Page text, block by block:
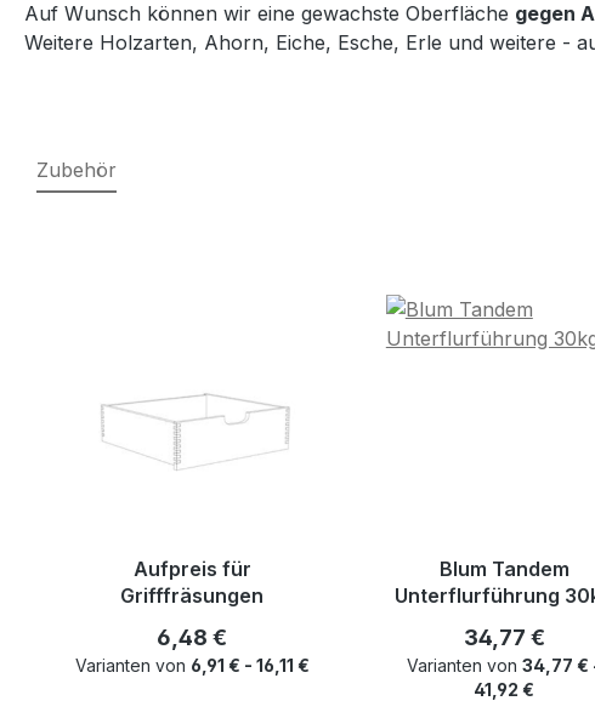
Auf Wunsch können wir eine gewachste Oberfläche gegen
Weitere Holzarten, Ahorn, Eiche, Esche, Erle und weitere -
Zubehör
Aufpreis für
Grifffräsungen
Regulärer Preis:
6,48 €
Varianten von 6,91 € - 16,11 €
Blum Tandem
Unterflurführung
Regulärer
34,77 €
Varianten von34,77 €
41,92 €